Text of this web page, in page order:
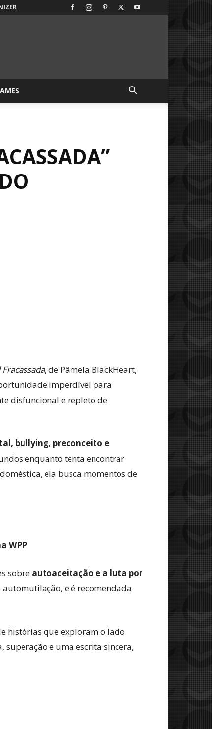
, de Pâmela BlackHeart,
imperdível para
disfuncional e repleto de
bullying, preconceito e
enquanto tenta encontrar
ela busca momentos de
WPP
sobre autoaceitação e a luta por
automutilação, e é recomendada
histórias que exploram o lado
e uma escrita sincera,